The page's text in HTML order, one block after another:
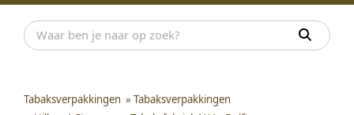
Tabaksverpakkingen » Tabaksverpakkingen